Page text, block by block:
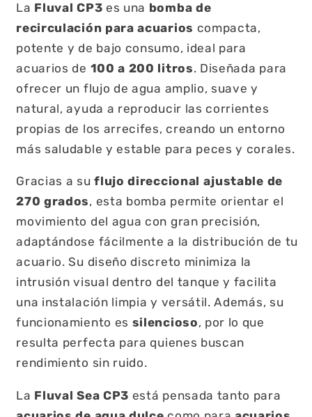
La Fluval CP3 es una bomba de
recirculación para acuarios compacta,
potente y de bajo consumo, ideal para
acuarios de 100 a 200 litros. Diseñada para
ofrecer un flujo de agua amplio, suave y
natural, ayuda a reproducir las corrientes
propias de los arrecifes, creando un entorno
más saludable y estable para peces y corales.
Gracias a suflujo direccional ajustable de
270 grados, esta bomba permite orientar el
movimiento del agua con gran precisión,
adaptándose fácilmente a la distribución de tu
acuario. Su diseño discreto minimiza la
intrusión visual dentro del tanque y facilita
una instalación limpia y versátil. Además, su
funcionamiento es silencioso, por lo que
resulta perfecta para quienes buscan
rendimiento sin ruido.
La Fluval Sea CP3 está pensada tanto para